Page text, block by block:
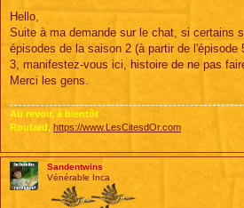
s
a
g
Hello,
Suite à ma demande sur le chat, si certains
épisodes de la saison 2 (à partir de
3, manifestez-vous ici, histoire de ne pas
Merci les gens.
Au revoir, à bientôt
Routard, https://www.LesCitesdOr.com
Sandentwins
Vénérable Inca